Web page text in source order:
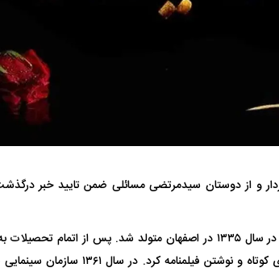
به گزارش ایرنا، سیدمرتضی مسائلی در سال ۱۳۳۵ در اصفهان متولد شد.
سال ۱۳۵۰ شروع به ساختن فیلم‌های کوتاه و
مرگ دلخراش دختر ۱۸ ساله بر اثر برق
اولین چالش حقوقی استقلال
پیش از شروع